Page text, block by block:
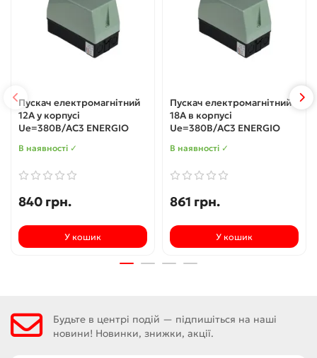
Пускач електромагнітний
12А у корпусі
Ue=380В/AC3 ENERGIO
В наявності ✓
840 грн.
У кошик
Пускач електромагнітний
18А в корпусі
Ue=380В/AC3 ENERGIO
В наявності ✓
861 грн.
У кошик
Будьте в центрі подій — підпишіться на наші
новини! Новинки, знижки, акції.